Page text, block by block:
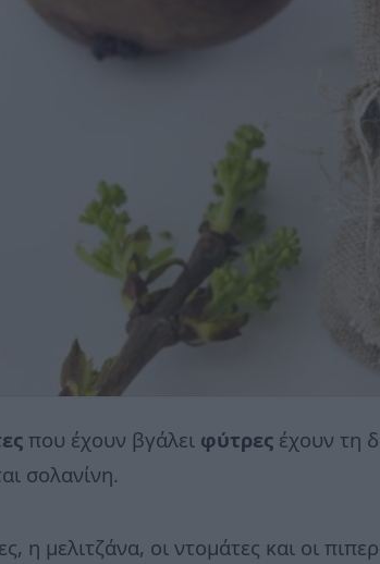
που έχουν βγάλει φύτρες έχουν τη
σολανίνη.
η μελιτζάνα, οι ντομάτες και οι